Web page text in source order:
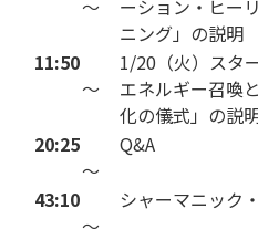
～
ーション・ヒー
ニング」の説明
11:50
～
1/20（火）スタ
エネルギー召喚
化の儀式」の説
20:25
～
Q&A
43:10
～
シャーマニック